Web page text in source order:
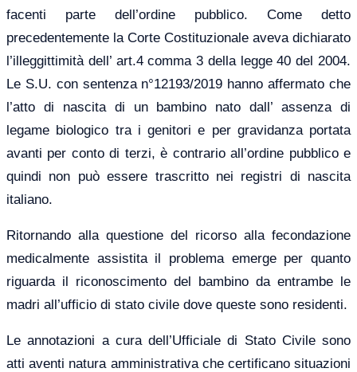
facenti parte dell’ordine pubblico. Come detto
precedentemente la Corte Costituzionale aveva dichiarato
l’illeggittimità dell’ art.4 comma 3 della legge 40 del 2004.
Le S.U. con sentenza n°12193/2019 hanno affermato che
l’atto di nascita di un bambino nato dall’ assenza di
legame biologico tra i genitori e per gravidanza portata
avanti per conto di terzi, è contrario all’ordine pubblico e
quindi non può essere trascritto nei registri di nascita
italiano.
Ritornando alla questione del ricorso alla fecondazione
medicalmente assistita il problema emerge per quanto
riguarda il riconoscimento del bambino da entrambe le
madri all’ufficio di stato civile dove queste sono residenti.
Le annotazioni a cura dell’Ufficiale di Stato Civile sono
atti aventi natura amministrativa che certificano situazioni